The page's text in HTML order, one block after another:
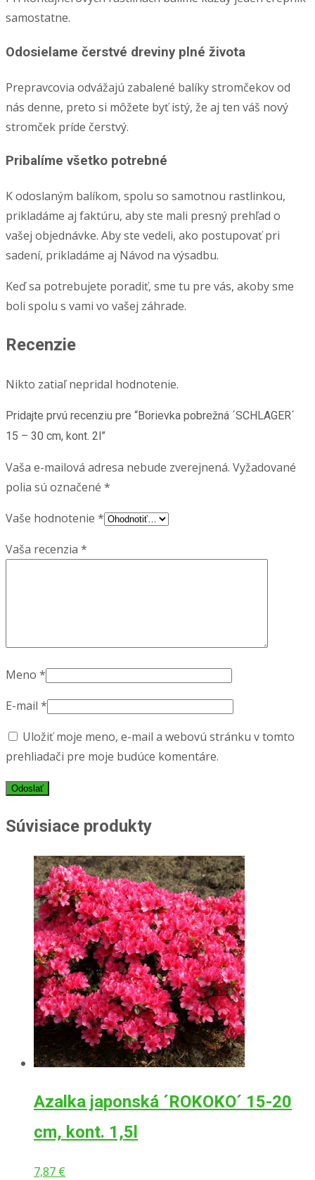
samostatne.
Odosielame čerstvé dreviny plné života
Prepravcovia odvážajú zabalené balíky stromčekov od
nás denne, preto si môžete byť istý, že aj ten váš nový
stromček príde čerstvý.
Pribalíme všetko potrebné
K odoslaným balíkom, spolu so samotnou rastlinkou,
prikladáme aj faktúru, aby ste mali presný prehľad o
vašej objednávke. Aby ste vedeli, ako postupovať pri
sadení, prikladáme aj Návod na výsadbu.
Keď sa potrebujete poradiť, sme tu pre vás, akoby sme
boli spolu s vami vo vašej záhrade.
Recenzie
Nikto zatiaľ nepridal hodnotenie.
Pridajte prvú recenziu pre “Borievka pobrežná ´SCHLAGER´
15 – 30 cm, kont. 2l”
Vaša e-mailová adresa nebude zverejnená. Vyžadované
polia sú označené *
Vaše hodnotenie *
Vaša recenzia *
Meno *
E-mail *
Uložiť moje meno, e-mail a webovú stránku v tomto
prehliadači pre moje budúce komentáre.
Súvisiace produkty
Azalka japonská ´ROKOKO´ 15-20
cm, kont. 1,5l
7,87 €